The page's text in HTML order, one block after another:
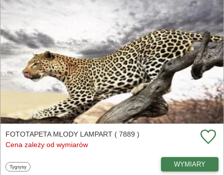
FOTOTAPETA MŁODY LAMPART ( 7889 )
Cena zależy od wymiarów
Fototapety
Tygrysy WYMIARY